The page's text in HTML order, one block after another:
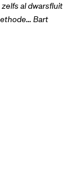
al dwarsfluit
Bart